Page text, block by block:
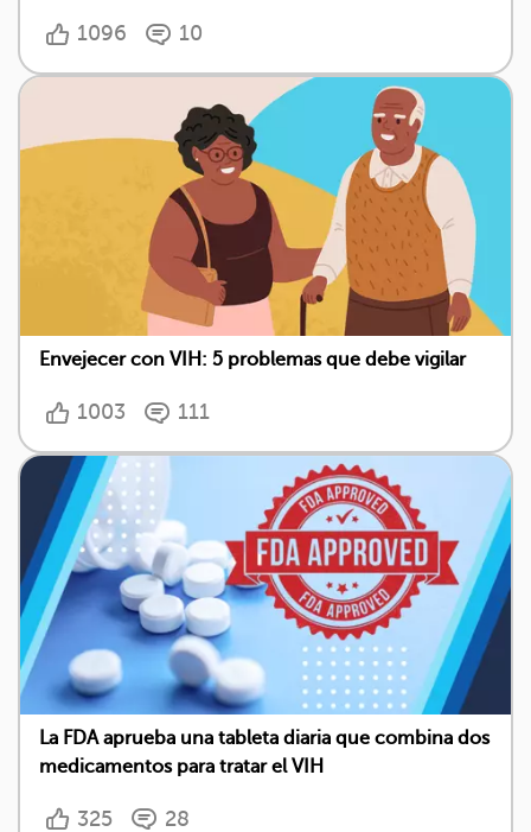
1096 10
Envejecer con VIH: 5 problemas que debe vigilar
1003 111
La FDA aprueba una tableta diaria que combina dos
medicamentos para tratar el VIH
325 28